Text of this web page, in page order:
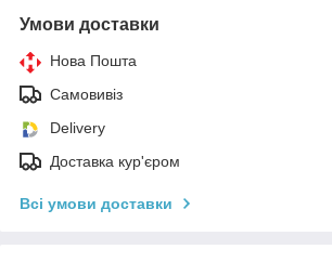
Умови доставки
Нова Пошта
Самовивіз
Delivery
Доставка кур'єром
Всі умови доставки